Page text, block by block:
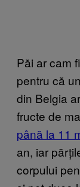
Păi ar cam
pentru că
din Belgia
fructe de
până la 11
an, iar
corpului